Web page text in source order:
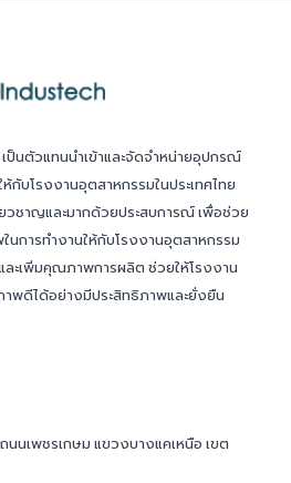
ป็นตัวแทนนำเข้าและจัดจำหน่ายอุปกรณ์
กับโรงงานอุตสาหกรรมในประเทศไทย
วชาญและมากด้วยประสบการณ์ เพื่อช่วย
นการทำงานให้กับโรงงานอุตสาหกรรม
ะเพิ่มคุณภาพการผลิต ช่วยให้โรงงาน
พดีได้อย่างมีประสิทธิภาพและยั่งยืน
นนเพชรเกษม แขวงบางแคเหนือ เขต